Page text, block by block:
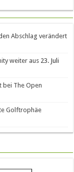
Abschlag verändert
weiter aus 23. Juli
bei The Open
Golftrophäe